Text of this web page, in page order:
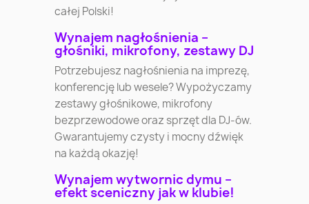
całej Polski!
Wynajem nagłośnienia –
głośniki, mikrofony, zestawy DJ
Potrzebujesz nagłośnienia na imprezę,
konferencję lub wesele? Wypożyczamy
zestawy głośnikowe, mikrofony
bezprzewodowe oraz sprzęt dla DJ-ów.
Gwarantujemy czysty i mocny dźwięk
na każdą okazję!
Wynajem wytwornic dymu –
efekt sceniczny jak w klubie!